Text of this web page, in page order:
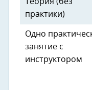
практики)
Одно
занятие с
инструктором